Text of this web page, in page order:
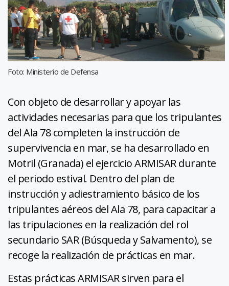
Foto: Ministerio de Defensa
Con objeto de desarrollar y apoyar las
actividades necesarias para que los tripulantes
del Ala 78 completen la instrucción de
supervivencia en mar, se ha desarrollado en
Motril (Granada) el ejercicio ARMISAR durante
el periodo estival. Dentro del plan de
instrucción y adiestramiento básico de los
tripulantes aéreos del Ala 78, para capacitar a
las tripulaciones en la realización del rol
secundario SAR (Búsqueda y Salvamento), se
recoge la realización de prácticas en mar.
Estas prácticas ARMISAR sirven para el